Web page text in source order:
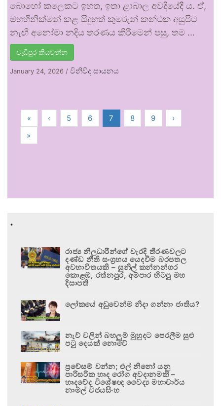
බොහෝ කලෙකට ඉහත, ඉතා ළාබාල අවදියේදී ය. ඒ,
මහභිනික්මන් කළ සිදුහත් කුමරුන් කන්ථක අසුපිට
නැඟී අනෝමා නදිය තරණය කිරීමෙන් පසු, තම …
වැඩිපුර කියවන්න
January 24, 2026 / විනිවිද සායනය
« ‹ 5 6 7 8 9
›
»
.
රාජ්‍ය නිලධාරීන්ගේ වැරදි තීරණවලට
දණ්ඩ නීති සංග්‍රහය යෙදවීම බරපතල
අවභාවිතයකි – සුනිල් කන්නන්ගර
කොළඹ, රත්නපුර, අම්පාර හිටපු මහ
දිසාපති
ලෝකයේ අඩුවෙන්ම නිදා ගන්නා ජාතිය?
නැව් වලින් බහලුම් මුහුදට පෙරලීම සුළු
පටු දෙයක් නොවේ
ප්‍රවේසම් වන්න; එල් නිනෝ යනු
පාරිසරික හෘද රෝග අවදානමකි –
හෘදවේද විශේෂඥ වෛද්‍ය මහාචාර්ය
නාමල් විජයසිංහ